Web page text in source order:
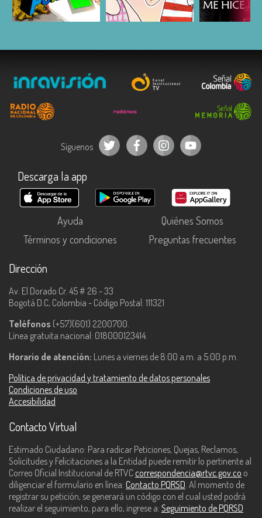
ESCUCHAR ESCUCHAR
Síguenos
Descarga la app
Ayuda
Quiénes Somos
Términos y condiciones
Preguntas frecuentes
Dirección
Av. El Dorado Cr. 45 # 26 - 33
Bogotá D.C, Colombia - Código Postal: 111321
Teléfonos (+57)(601) 2200700.
Línea gratuita nacional: 018000123414.
Horario de atención: Lunes a viernes de 8:00 a.m. a 5:00 p.m.
Política de privacidad y tratamiento de datos personales
Condiciones de uso
Accesibilidad
Contacto Virtual
Estimado Ciudadano: Para radicar Peticiones, Quejas, Reclamos,
Solicitudes y Felicitaciones a la Entidad puede remitir lo pertinente al
Correo Oficial Institucional de RTVC correspondencia@rtvc.gov.co o
diligenciar el formulario en línea: Contacto PQRSD. Al momento de
registrar su petición, se generará un código con el cual usted podrá
realizar el seguimiento, para ello, ingrese a: Seguimiento de PQRSD